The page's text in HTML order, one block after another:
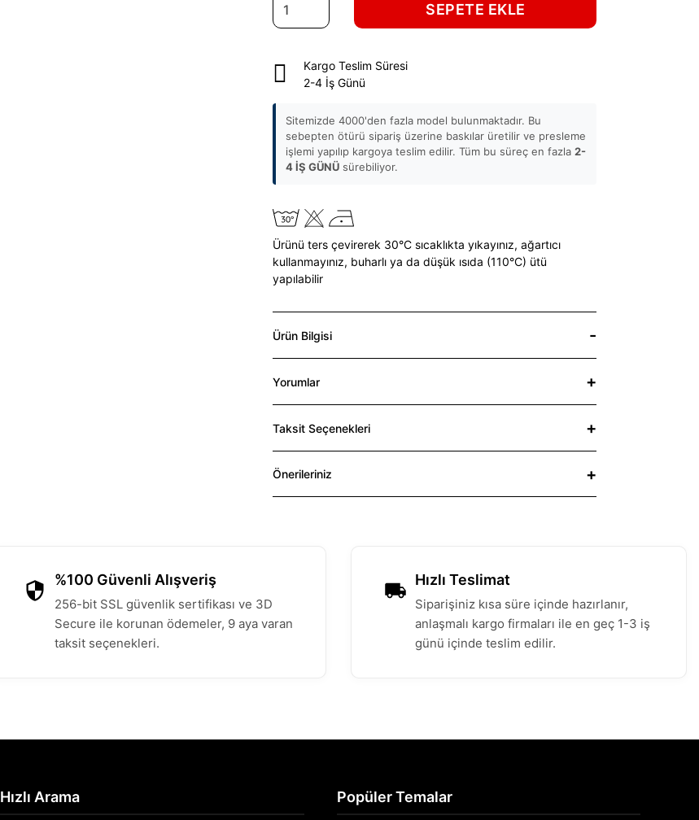
SEPETE EKLE
Kargo Teslim Süresi
2-4 İş Günü
Sitemizde 4000'den fazla model bulunmaktadır. Bu
sebepten ötürü sipariş üzerine baskılar üretilir ve presleme
işlemi yapılıp kargoya teslim edilir. Tüm bu süreç en fazla2-
4 İŞ GÜNÜ sürebiliyor.
Ürünü ters çevirerek 30°C sıcaklıkta yıkayınız, ağartıcı
kullanmayınız, buharlı ya da düşük ısıda (110°C) ütü
yapılabilir
Ürün Bilgisi
Yorumlar
Taksit Seçenekleri
Önerileriniz
%100 Güvenli Alışveriş
256-bit SSL güvenlik sertifikası ve 3D
Secure ile korunan ödemeler, 9 aya varan
taksit seçenekleri.
Hızlı Teslimat
Siparişiniz kısa süre içinde hazırlanır,
anlaşmalı kargo firmaları ile en geç 1-3 iş
günü içinde teslim edilir.
Hızlı Arama Popüler Temalar